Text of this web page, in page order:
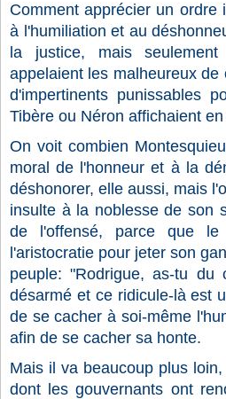
Comment apprécier un ordre
à l'humiliation et au
la justice, mais
appelaient les malheureux
d'impertinents punissables
Tibère ou Néron affichaient
On voit combien
moral de l'honneur et à la
déshonorer, elle aussi, mais
insulte à la noblesse de son
de l'offensé, parce que le
l'aristocratie pour jeter son
peuple: "Rodrigue, as-tu
désarmé et ce ridicule-là est
de se cacher à soi-même
afin de se cacher sa honte.
Mais il va beaucoup plus
dont les gouvernants ont